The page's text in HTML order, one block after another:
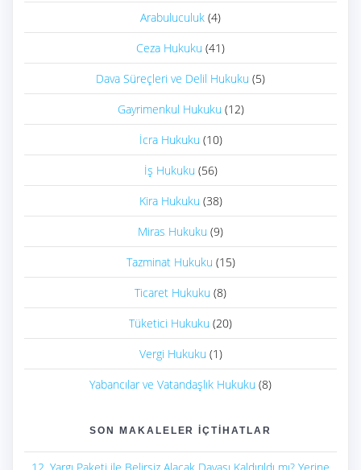
Arabuluculuk (4)
Ceza Hukuku (41)
Dava Süreçleri ve Delil Hukuku (5)
Gayrimenkul Hukuku (12)
İcra Hukuku (10)
İş Hukuku (56)
Kira Hukuku (38)
Miras Hukuku (9)
Tazminat Hukuku (15)
Ticaret Hukuku (8)
Tüketici Hukuku (20)
Vergi Hukuku (1)
Yabancılar ve Vatandaşlık Hukuku (8)
SON MAKALELER İÇTIHATLAR